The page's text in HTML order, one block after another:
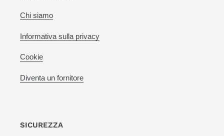
Chi siamo
Informativa sulla privacy
Cookie
Diventa un fornitore
SICUREZZA